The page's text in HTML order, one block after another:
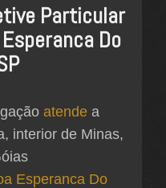
Particular
Do
atende a
interior de Minas,
Esperanca Do